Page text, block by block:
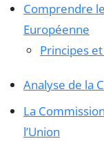
Comprendre
Européenne
Principes
Analyse de la
La
l’Union